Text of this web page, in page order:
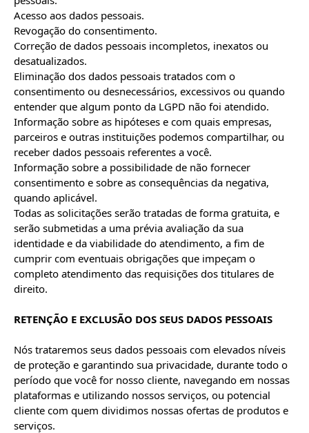
Acesso aos dados pessoais.
Revogação do consentimento.
Correção de dados pessoais incompletos, inexatos ou
desatualizados.
Eliminação dos dados pessoais tratados com o
consentimento ou desnecessários, excessivos ou quando
entender que algum ponto da LGPD não foi atendido.
Informação sobre as hipóteses e com quais empresas,
parceiros e outras instituições podemos compartilhar, ou
receber dados pessoais referentes a você.
Informação sobre a possibilidade de não fornecer
consentimento e sobre as consequências da negativa,
quando aplicável.
Todas as solicitações serão tratadas de forma gratuita, e
serão submetidas a uma prévia avaliação da sua
identidade e da viabilidade do atendimento, a fim de
cumprir com eventuais obrigações que impeçam o
completo atendimento das requisições dos titulares de
direito.
RETENÇÃO E EXCLUSÃO DOS SEUS DADOS PESSOAIS
Nós trataremos seus dados pessoais com elevados níveis
de proteção e garantindo sua privacidade, durante todo o
período que você for nosso cliente, navegando em nossas
plataformas e utilizando nossos serviços, ou potencial
cliente com quem dividimos nossas ofertas de produtos e
serviços.